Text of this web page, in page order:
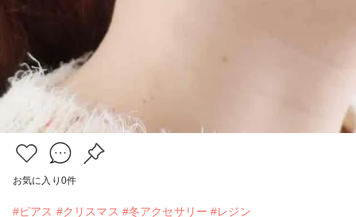
お気に入り 0件
#ピアス #クリスマス #冬アクセサリー #レジン